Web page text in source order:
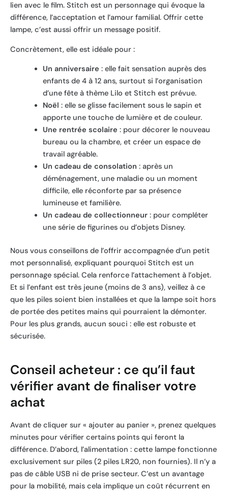
lien avec le film. Stitch est un personnage qui évoque la
différence, l’acceptation et l’amour familial. Offrir cette
lampe, c’est aussi offrir un message positif.
Concrètement, elle est idéale pour :
Un anniversaire : elle fait sensation auprès des
enfants de 4 à 12 ans, surtout si l’organisation
d’une fête à thème Lilo et Stitch est prévue.
Noël : elle se glisse facilement sous le sapin et
apporte une touche de lumière et de couleur.
Une rentrée scolaire : pour décorer le nouveau
bureau ou la chambre, et créer un espace de
travail agréable.
Un cadeau de consolation : après un
déménagement, une maladie ou un moment
difficile, elle réconforte par sa présence
lumineuse et familière.
Un cadeau de collectionneur: pour compléter
une série de figurines ou d’objets Disney.
Nous vous conseillons de l’offrir accompagnée d’un petit
mot personnalisé, expliquant pourquoi Stitch est un
personnage spécial. Cela renforce l’attachement à l’objet.
Et si l’enfant est très jeune (moins de 3 ans), veillez à ce
que les piles soient bien installées et que la lampe soit hors
de portée des petites mains qui pourraient la démonter.
Pour les plus grands, aucun souci : elle est robuste et
sécurisée.
Conseil acheteur : ce qu’il faut
vérifier avant de finaliser votre
achat
Avant de cliquer sur « ajouter au panier », prenez quelques
minutes pour vérifier certains points qui feront la
différence. D’abord, l’alimentation : cette lampe fonctionne
exclusivement sur piles (2 piles LR20, non fournies). Il n’y a
pas de câble USB ni de prise secteur. C’est un avantage
pour la mobilité, mais cela implique un coût récurrent en